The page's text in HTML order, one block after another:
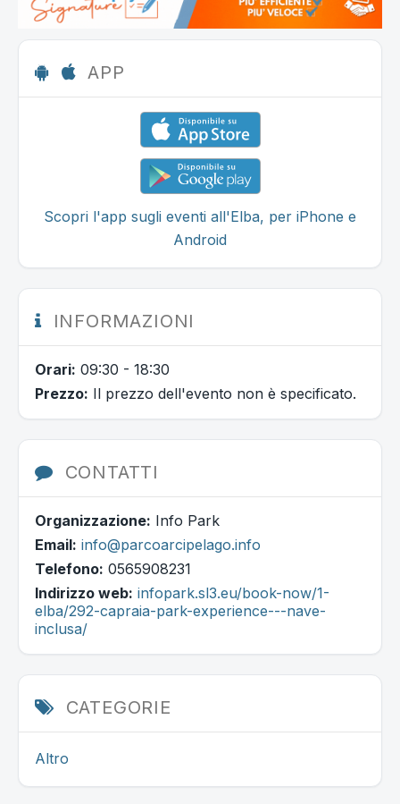
APP
Scopri l'app sugli eventi all'Elba, per iPhone e
Android
INFORMAZIONI
Orari: 09:30 - 18:30
Prezzo: Il prezzo dell'evento non è specificato.
CONTATTI
Organizzazione: Info Park
Email: info@parcoarcipelago.info
Telefono: 0565908231
Indirizzo web: infopark.sl3.eu/book-now/1-
elba/292-capraia-park-experience---nave-
inclusa/
CATEGORIE
Altro